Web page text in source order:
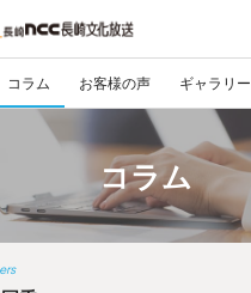
コラム お客様の声 ギャラリー
コラム